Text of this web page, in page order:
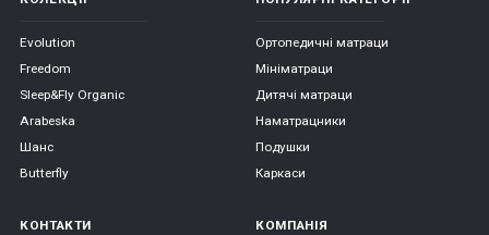
Evolution
Freedom
Sleep&Fly Organic
Arabeska
Шанс
Butterfly
Ортопедичні матраци
Мініматраци
Дитячі матраци
Наматрацники
Подушки
Каркаси
КОНТАКТИ КОМПАНІЯ